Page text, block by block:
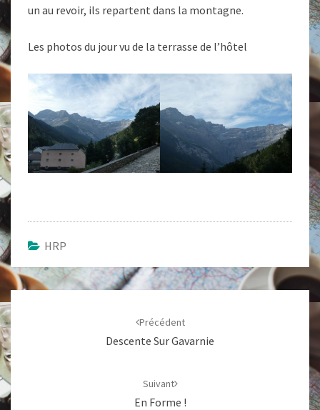
un au revoir, ils repartent dans la montagne.
Les photos du jour vu de la terrasse de l’hôtel
HRP
Navigation
d'article
Précédent
Descente Sur Gavarnie
Suivant
En Forme !